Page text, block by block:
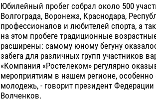
Юбилейный пробег собрал около 500
Волгограда, Воронежа, Краснодара,
профессионалов и любителей спорта, а
на этом пробеге традиционные
расширены: самому юному бегуну
забега для различных групп участников
«Компания «Ростелеком» регулярно
мероприятиям в нашем регионе,
молодежь, - говорит президент
Волченков.